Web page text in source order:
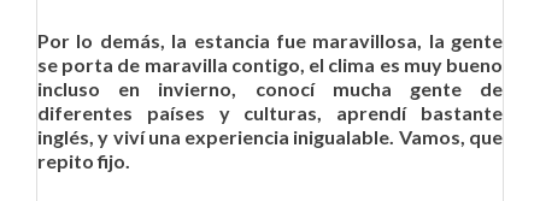
Por lo demás, la estancia fue maravillosa, la gente
se porta de maravilla contigo, el clima es muy bueno
incluso en invierno, conocí mucha gente de
diferentes países y culturas, aprendí bastante
inglés, y viví una experiencia inigualable. Vamos, que
repito fijo.